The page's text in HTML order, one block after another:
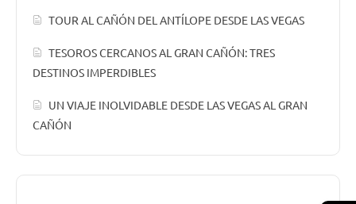
TOUR AL CAÑÓN DEL ANTÍLOPE DESDE LAS VEGAS
TESOROS CERCANOS AL GRAN CAÑÓN: TRES
DESTINOS IMPERDIBLES
UN VIAJE INOLVIDABLE DESDE LAS VEGAS AL GRAN
CAÑÓN